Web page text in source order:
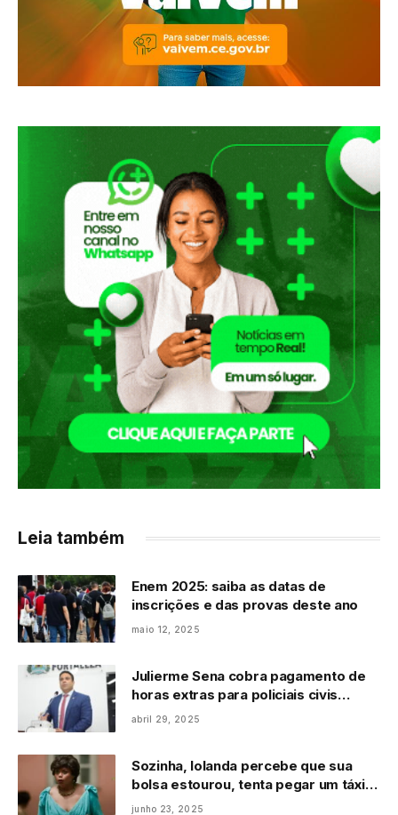
Leia também
Enem 2025: saiba as datas de
inscrições e das provas deste ano
maio 12, 2025
Julierme Sena cobra pagamento de
horas extras para policiais civis
durante sessão na CMFor
abril 29, 2025
Sozinha, Iolanda percebe que sua
bolsa estourou, tenta pegar um táxi
para chegar ao hospital e dá à luz ao
junho 23, 2025